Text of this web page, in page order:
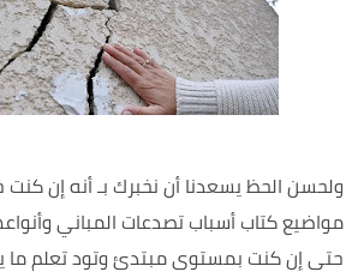
ولحسن الحظ يسعدنا أن نخبرك بـ أنه إن
مواضيع كتاب أسباب تصدعات المباني
حتى إن كنت بمستوى مبتدئ وتود تعلم